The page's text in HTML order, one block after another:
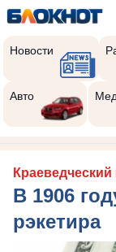
Новости
Авто
Краеведческий
В 1906
рэкетира